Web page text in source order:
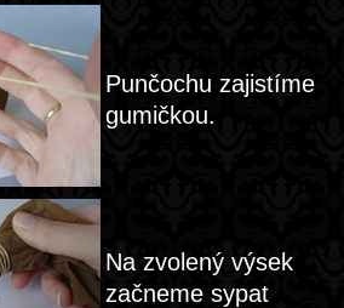
Punčochu zajistíme
gumičkou.
Na zvolený výsek
začneme sypat